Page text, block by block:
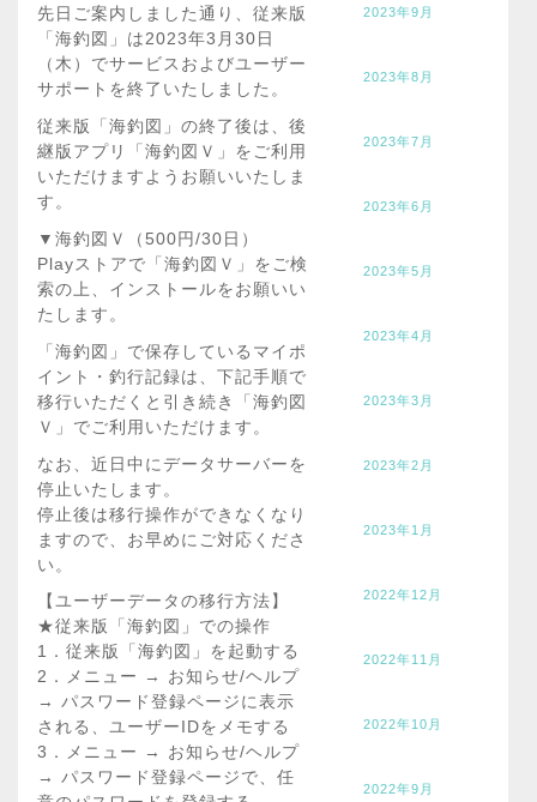
先日ご案内しました通り、従来版
「海釣図」は2023年3月30日
（木）でサービスおよびユーザー
サポートを終了いたしました。
従来版「海釣図」の終了後は、後
継版アプリ「海釣図Ｖ」をご利用
いただけますようお願いいたしま
す。
▼海釣図Ｖ（500円/30日）
Playストアで「海釣図Ｖ」をご検
索の上、インストールをお願いい
たします。
「海釣図」で保存しているマイポ
イント・釣行記録は、下記手順で
移行いただくと引き続き「海釣図
Ｖ」でご利用いただけます。
なお、近日中にデータサーバーを
停止いたします。
停止後は移行操作ができなくなり
ますので、お早めにご対応くださ
い。
【ユーザーデータの移行方法】
★従来版「海釣図」での操作
1．従来版「海釣図」を起動する
2．メニュー → お知らせ/ヘルプ
→ パスワード登録ページに表示
される、ユーザーIDをメモする
3．メニュー → お知らせ/ヘルプ
→ パスワード登録ページで、任
2023年9月
2023年8月
2023年7月
2023年6月
2023年5月
2023年4月
2023年3月
2023年2月
2023年1月
2022年12月
2022年11月
2022年10月
2022年9月